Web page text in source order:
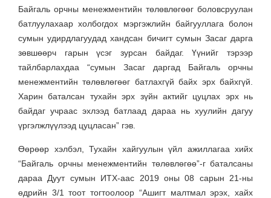
Байгаль орчны менежментийн төлөвлөгөөг боловсруулан
батлуулахаар холбогдох мэргэжлийн байгууллага болон
сумын удирдлагуудад хандсан бичигт сумын Засаг дарга
зөвшөөрч гарын үсэг зурсан байдаг. Үүнийг тэрээр
тайлбарлахдаа “сумын Засаг даргад Байгаль орчны
менежментийн төлөвлөгөөг батлахгүй байх эрх байхгүй.
Харин баталсан тухайн эрх зүйн актийг цуцлах эрх нь
байдаг учраас эхлээд батлаад дараа нь хуулийн дагуу
үргэлжлүүлээд цуцласан” гэв.
Өөрөөр хэлбэл, Тухайн хайгуулын үйл ажиллагаа хийх
“Байгаль орчны менежментийн төлөвлөгөө”-г баталсаны
дараа Дуут сумын ИТХ-аас 2019 оны 08 сарын 21-ны
өдрийн 3/1 тоот тогтоолоор “Ашигт малтмал эрэх, хайх